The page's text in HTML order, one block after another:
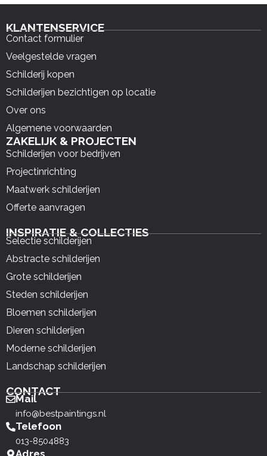
KLANTENSERVICE
Contact formulier
Veelgestelde vragen
Schilderij kopen
Schilderijen bezichtigen op locatie
Over ons
Algemene voorwaarden
ZAKELIJK & PROJECTEN
Schilderijen voor bedrijven
Projectinrichting
Maatwerk schilderijen
Offerte aanvragen
INSPIRATIE & COLLECTIES
Selectie schilderijen
Abstracte schilderijen
Grote schilderijen
Steden schilderijen
Bloemen schilderijen
Dieren schilderijen
Moderne schilderijen
Landschap schilderijen
CONTACT
Mail
info@bestpaintings.nl
Telefoon
013-8504883